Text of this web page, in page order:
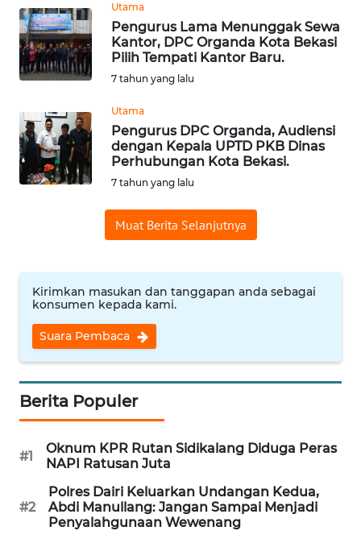
Utama
Pengurus Lama Menunggak Sewa
Kantor, DPC Organda Kota Bekasi
Pilih Tempati Kantor Baru.
7 tahun yang lalu
Utama
Pengurus DPC Organda, Audiensi
dengan Kepala UPTD PKB Dinas
Perhubungan Kota Bekasi.
7 tahun yang lalu
Muat Berita Selanjutnya
Kirimkan masukan dan tanggapan anda sebagai
konsumen kepada kami.
Suara Pembaca
Berita Populer
#1
Oknum KPR Rutan Sidikalang Diduga Peras
NAPI Ratusan Juta
#2
Polres Dairi Keluarkan Undangan Kedua,
Abdi Manullang: Jangan Sampai Menjadi
Penyalahgunaan Wewenang
KARIR
DISCLAIMER
News
Regional
WN
SUMUT
WN
JABAR
WN
BANTEN
WN
WN
KEPRI
WN